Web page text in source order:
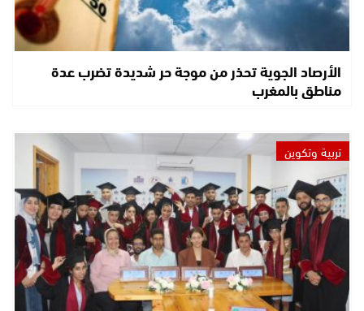
الأرصاد الجوية تحذر من موجة حر شديدة تضرب عدة
مناطق بالمغرب
تربية وتكوين